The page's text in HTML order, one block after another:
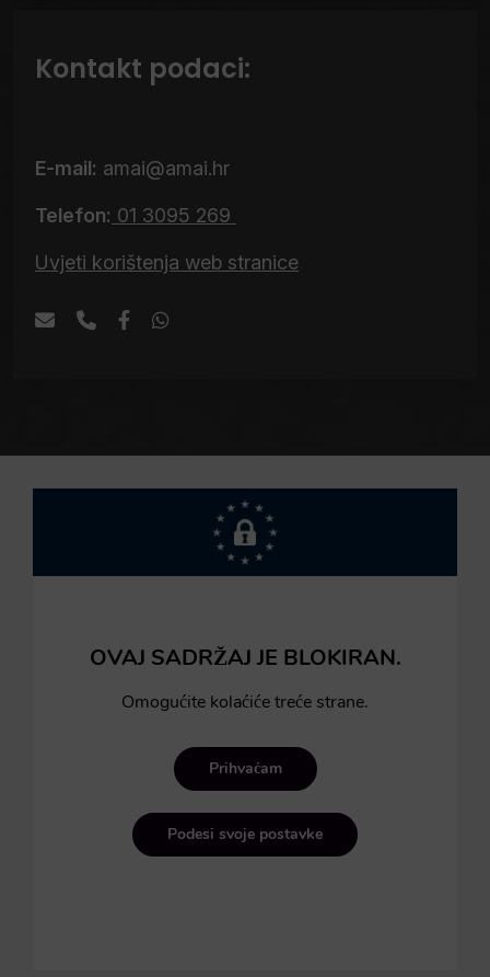
Kontakt podaci:
E-mail: amai@amai.hr
Telefon: 01 3095 269
Uvjeti korištenja web stranice